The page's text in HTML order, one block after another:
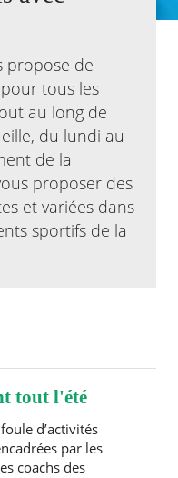
alertes
Eco
propose de
tous les
au long de
du lundi au
de la
proposer des
et variées dans
sportifs de la
tout l'été
d’activités
par les
coachs des